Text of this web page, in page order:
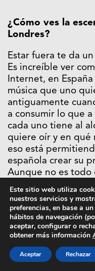
¿Cómo ves la
Londres?
Estar fuera te da
Es increíble ver
Internet, en España
música que uno
antiguamente
a consumir lo que
cada uno tiene al
quiere oír y en qué
eso está
española crear su
Aunque no es todo
sociales han hecho
artista o saber
mañana, y eso se
cantidad de
calidad.
Este sitio web utiliza
nuestros servicios y
preferencias, en base a
hábitos de navegación
aceptar, configurar o
obtener más información
Aceptar Rechazar